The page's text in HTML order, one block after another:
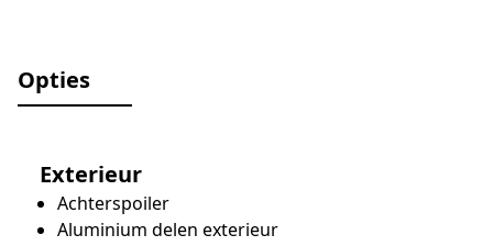
Opties
Exterieur
Achterspoiler
Aluminium delen exterieur